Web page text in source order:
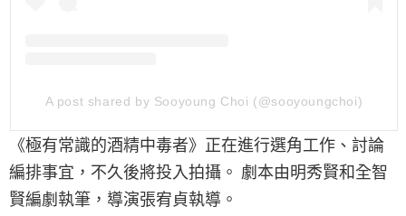
A post shared by Sooyoung Choi (@sooyoungchoi)
《極有常識的酒精中毒者》正在進行選角工作、討論
編排事宜，不久後將投入拍攝。 劇本由明秀賢和全智
賢編劇執筆，導演張宥貞執導。